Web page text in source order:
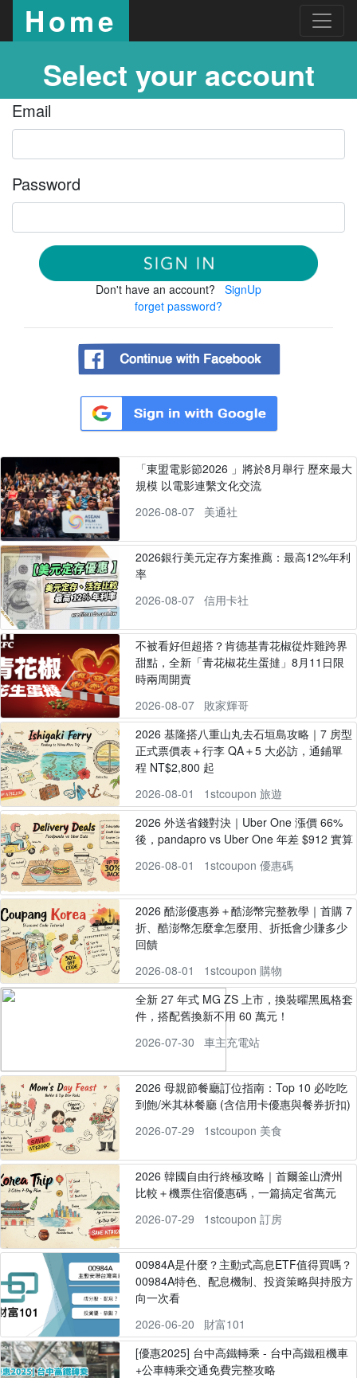
Home
Select your account
Email
Password
Don't have an account?
SignUp
forget password?
「東盟電影節2026 」將於8月舉行 歷來最大
規模 以電影連繫文化交流
2026-08-07
美通社
2026銀行美元定存方案推薦：最高12%年利
率
2026-08-07
信用卡社
不被看好但超搭？肯德基青花椒從炸雞跨界
甜點，全新「青花椒花生蛋撻」8月11日限
時兩周開賣
2026-08-07
敗家輝哥
2026 基隆搭八重山丸去石垣島攻略｜7 房型
正式票價表＋行李 QA＋5 大必訪，通鋪單
程 NT$2,800 起
2026-08-01
1stcoupon 旅遊
2026 外送省錢對決｜Uber One 漲價 66%
後，pandapro vs Uber One 年差 $912 實算
2026-08-01
1stcoupon 優惠碼
2026 酷澎優惠券＋酷澎幣完整教學｜首購 7
折、酷澎幣怎麼拿怎麼用、折抵會少賺多少
回饋
2026-08-01
1stcoupon 購物
全新 27 年式 MG ZS 上市，換裝曜黑風格套
件，搭配舊換新不用 60 萬元！
2026-07-30
車主充電站
2026 母親節餐廳訂位指南：Top 10 必吃吃
到飽/米其林餐廳 (含信用卡優惠與餐券折扣)
2026-07-29
1stcoupon 美食
2026 韓國自由行終極攻略｜首爾釜山濟州
比較＋機票住宿優惠碼，一篇搞定省萬元
2026-07-29
1stcoupon 訂房
00984A是什麼？主動式高息ETF值得買嗎？
00984A特色、配息機制、投資策略與持股方
向一次看
2026-06-20
財富101
[優惠2025] 台中高鐵轉乘 - 台中高鐵租機車
+公車轉乘交通免費完整攻略